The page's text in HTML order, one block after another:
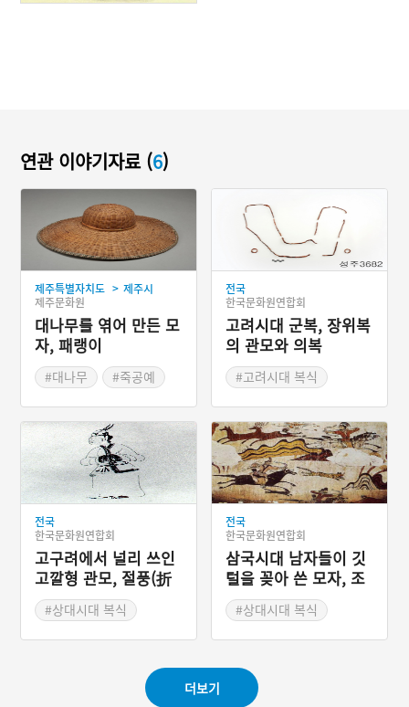
연관 이야기자료 (6)
제주특별자치도 > 제주시
제주문화원
대나무를 엮어 만든 모
자, 패랭이
#대나무
#죽공예
#생활용 목공예
전국
한국문화원연합회
고려시대 군복, 장위복
의 관모와 의복
#고려시대 복식
전국
한국문화원연합회
고구려에서 널리 쓰인
고깔형 관모, 절풍(折
風)#상대시대 복식
전국
한국문화원연합회
삼국시대 남자들이 깃
털을 꽂아 쓴 모자, 조
우관(鳥羽冠)
#상대시대 복식
더보기